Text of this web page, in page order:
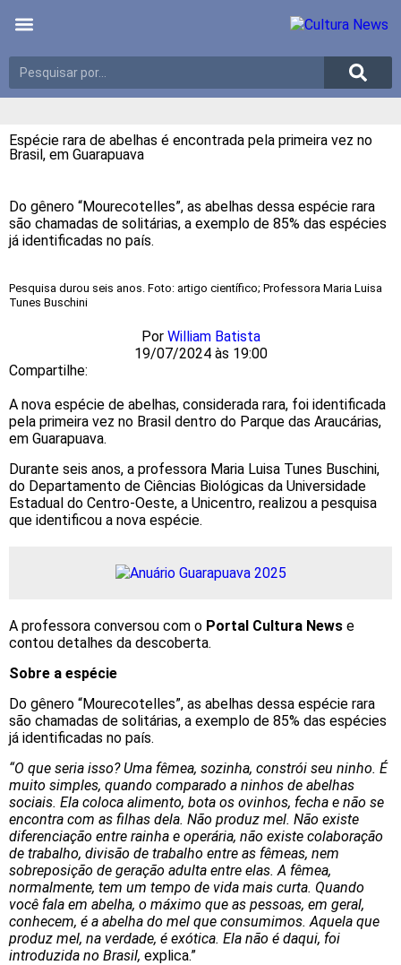
Espécie rara de abelhas é encontrada pela primeira vez no
Brasil, em Guarapuava
Do gênero “Mourecotelles”, as abelhas dessa espécie rara
são chamadas de solitárias, a exemplo de 85% das espécies
já identificadas no país.
Pesquisa durou seis anos. Foto: artigo científico; Professora Maria Luisa
Tunes Buschini
Por William Batista
19/07/2024 às 19:00
Compartilhe:
A nova espécie de abelhas, considerada rara, foi identificada
pela primeira vez no Brasil dentro do Parque das Araucárias,
em Guarapuava.
Durante seis anos, a professora Maria Luisa Tunes Buschini,
do Departamento de Ciências Biológicas da Universidade
Estadual do Centro-Oeste, a Unicentro, realizou a pesquisa
que identificou a nova espécie.
A professora conversou com o Portal Cultura News e
contou detalhes da descoberta.
Sobre a espécie
Do gênero “Mourecotelles”, as abelhas dessa espécie rara
são chamadas de solitárias, a exemplo de 85% das espécies
já identificadas no país.
“O que seria isso? Uma fêmea, sozinha, constrói seu ninho. É
muito simples, quando comparado a ninhos de abelhas
sociais. Ela coloca alimento, bota os ovinhos, fecha e não se
encontra com as filhas dela. Não produz mel. Não existe
diferenciação entre rainha e operária, não existe colaboração
de trabalho, divisão de trabalho entre as fêmeas, nem
sobreposição de geração adulta entre elas. A fêmea,
normalmente, tem um tempo de vida mais curta. Quando
você fala em abelha, o máximo que as pessoas, em geral,
conhecem, é a abelha do mel que consumimos. Aquela que
produz mel, na verdade, é exótica. Ela não é daqui, foi
introduzida no Brasil, explica.”